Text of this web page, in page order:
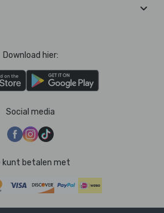
Download hier:
Social media
kunt betalen met